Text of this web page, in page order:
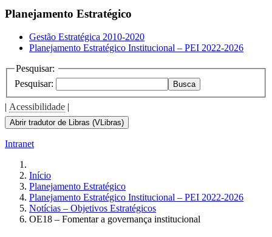
screen
help
navigate
and
interact
with
the
content.
Planejamento Estratégico
Gestão Estratégica 2010-2020
Planejamento Estratégico Institucional – PEI 2022-2026
Pesquisar:
Pesquisar:
Busca
| Acessibilidade |
Abrir tradutor de Libras (VLibras)
Intranet
Início
Planejamento Estratégico
Planejamento Estratégico Institucional – PEI 2022-2026
Notícias – Objetivos Estratégicos
OE18 – Fomentar a governança institucional